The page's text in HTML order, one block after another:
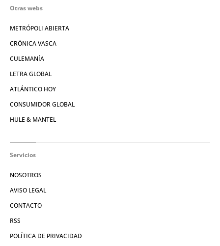
Otras webs
METRÓPOLI ABIERTA
CRÓNICA VASCA
CULEMANÍA
LETRA GLOBAL
ATLÁNTICO HOY
CONSUMIDOR GLOBAL
HULE & MANTEL
Servicios
NOSOTROS
AVISO LEGAL
CONTACTO
RSS
POLÍTICA DE PRIVACIDAD